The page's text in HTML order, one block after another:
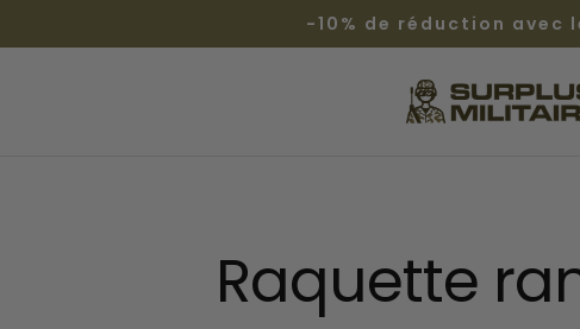
-10% de réduction avec
Surplus
Militaires®
Raquette